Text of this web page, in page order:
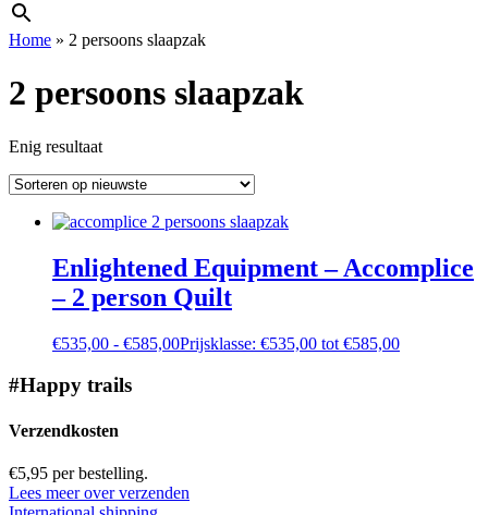
Home » 2 persoons slaapzak
2 persoons slaapzak
Enig resultaat
Enlightened Equipment – Accomplice
– 2 person Quilt
€535,00 - €585,00Prijsklasse: €535,00 tot €585,00
#Happy trails
Verzendkosten
€5,95 per bestelling.
Lees meer over verzenden